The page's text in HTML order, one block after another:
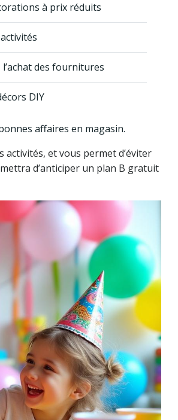
à prix réduits
des fournitures
DIY
affaires en magasin.
et vous permet d’éviter
d’anticiper un plan B gratuit